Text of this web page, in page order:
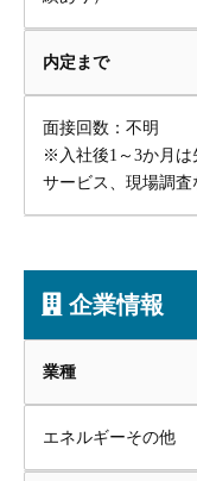
内定まで
面接回数：不明
※入社後1～3か月は
サービス、現場調査
企業情報
業種
エネルギーその他